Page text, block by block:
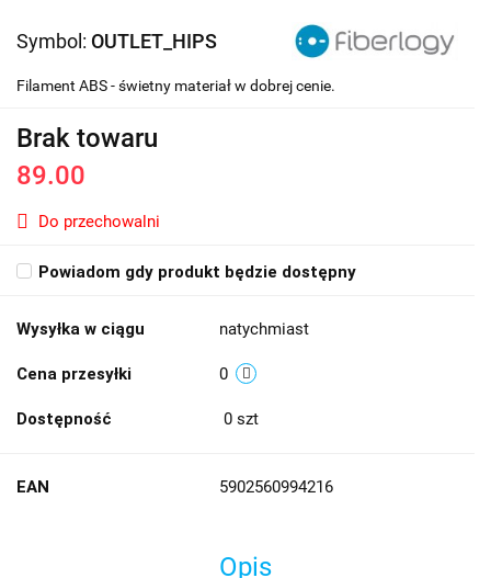
Symbol: OUTLET_HIPS
Filament ABS - świetny materiał w dobrej cenie.
Brak towaru
89.00
Do przechowalni
Powiadom gdy produkt będzie dostępny
Wysyłka w ciągu natychmiast
Cena przesyłki 0
Dostępność 0 szt
EAN 5902560994216
Opis